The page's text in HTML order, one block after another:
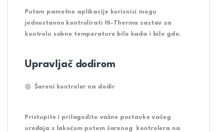
Putem pametne aplikacije korisnici mogu
jednostavno kontrolirati Hi-Therma sastav za
kontrolu sobne temperature bilo kada i bilo gde.
Upravljač dodirom
◎ Šareni kontroler na dodir
Pristupite i prilagodite važne postavke vašeg
uređaja s lakoćom putem šarenog kontrolera na